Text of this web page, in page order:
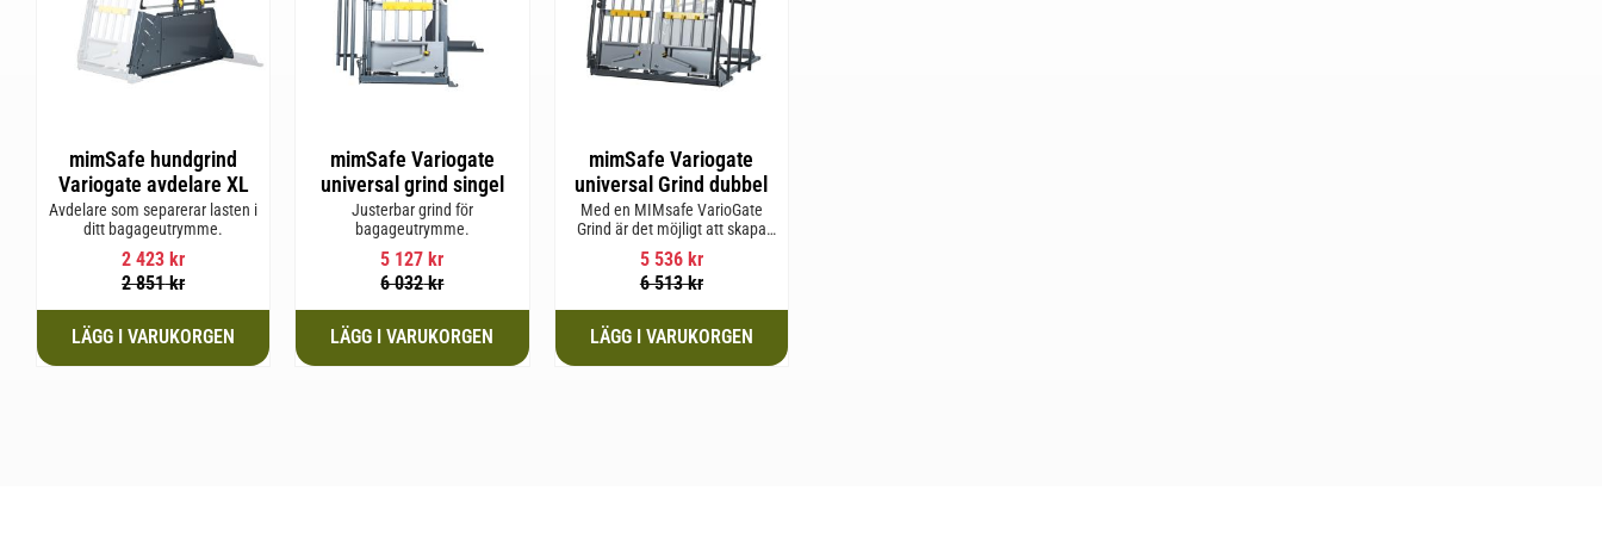
mimSafe hundgrind
Variogate avdelare XL
Avdelare som separerar lasten i
ditt bagageutrymme.
2 423 kr
2 851kr
mimSafe Variogate
universal grind singel
Justerbar grind för
bagageutrymme.
5 127 kr
6 032kr
mimSafe Variogate
universal Grind dubbel
Med en MIMsafe VarioGate
Grind är det möjligt att skapa
ett inhägnat område i hela
bagageutrymmet som kan
användas för transport av
5 536kr
6 513kr